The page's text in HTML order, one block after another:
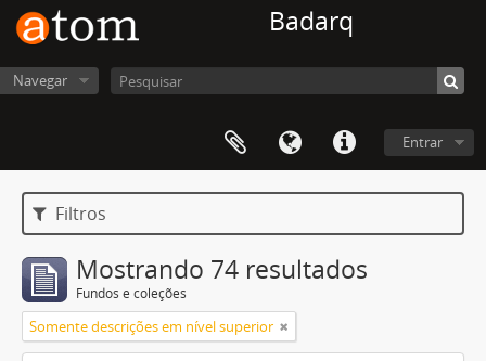
Badarq
Navegar
Entrar
Filtros
Mostrando 74 resultados
Fundos e coleções
Somente descrições em nível superior